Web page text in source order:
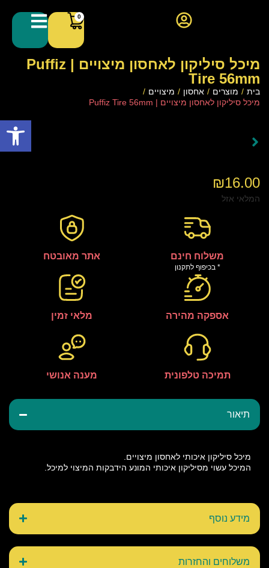
פתח
0
מיכל סיליקון לאחסון מיצויים | Puffiz
Tire 56mm
בית / מוצרים / אחסון / מיצויים /
מיכל סיליקון לאחסון מיצויים | Puffiz Tire 56mm
תיאור
מיכל סיליקון איכותי לאחסון מיצויים.
המיכל עשוי מסיליקון איכותי המונע הידבקות המיצוי למיכל.
מידע נוסף
משלוחים והחזרות
₪16.00
המלאי אזל
משלוח חינם
* בכיפוף לתקנון
אתר מאובטח
אספקה מהירה מלאי זמין
תמיכה טלפונית מענה אנושי